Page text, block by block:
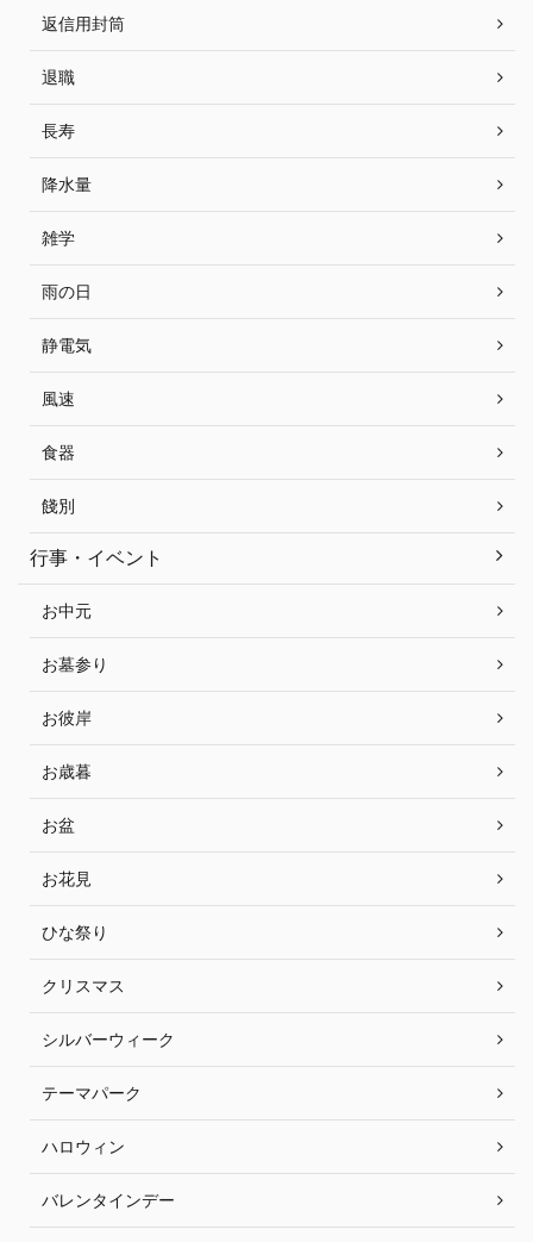
返信用封筒
退職
長寿
降水量
雑学
雨の日
静電気
風速
食器
餞別
行事・イベント
お中元
お墓参り
お彼岸
お歳暮
お盆
お花見
ひな祭り
クリスマス
シルバーウィーク
テーマパーク
ハロウィン
バレンタインデー